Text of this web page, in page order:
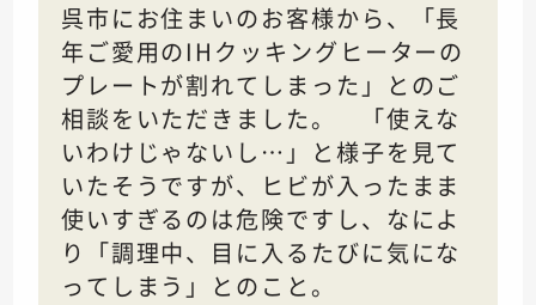
呉市にお住まいのお客様から、「長
年ご愛用のIHクッキングヒーターの
プレートが割れてしまった」とのご
相談をいただきました。 「使えな
いわけじゃないし…」と様子を見て
いたそうですが、ヒビが入ったまま
使いすぎるのは危険ですし、なによ
り「調理中、目に入るたびに気にな
ってしまう」とのこと。